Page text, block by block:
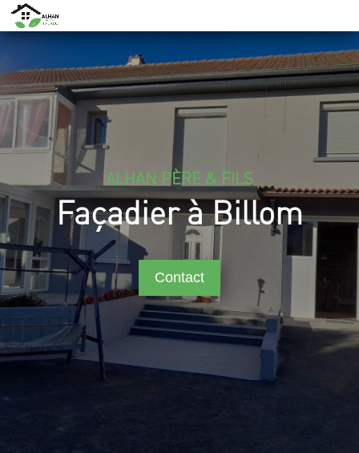
ALHAN PÈRE & FILS
Façadier à Billom
Contact